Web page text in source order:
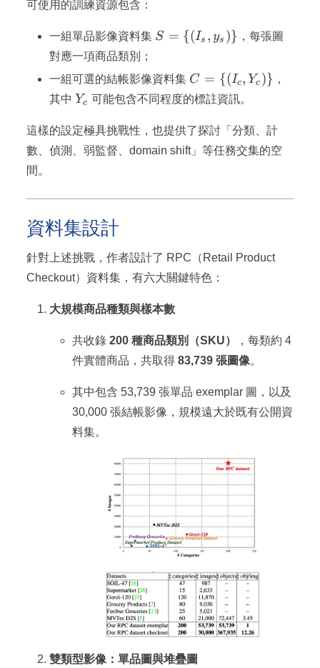
可使用的訓練資源包含：
一組單品影像資料集 S = \
S = {(Is , ys )} ，每張圖
對應一項商品類別；
一組可選的結帳影像資料集 C = \
{(I_c,
Y_c)\}
C = {(Ic, Yc )} ，
其中 Y_c
Yc 可能包含不同程度的標註資訊。
這樣的設定極具挑戰性，也提供了探討「分類、計
數、偵測、弱監督、domain shift」等任務交集的空
間。
資料集設計
針對上述挑戰，作者設計了 RPC（Retail Product
Checkout）資料集，有六大關鍵特色：
大規模商品種類與樣本數
共收錄200 種商品類別（SKU）
，每類約 4
件實體商品，共取得83,739 張圖像。
其中包含 53,739 張單品 exemplar 圖，以及
30,000 張結帳影像，規模遠大於既有公開資
料集。
雙類型影像：單品圖與堆疊圖